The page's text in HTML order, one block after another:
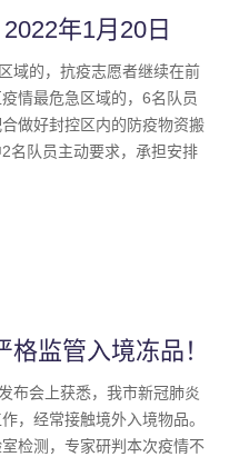
年1月20日
域的，抗疫志愿者继续在前
情最危急区域的，6名队员
做好封控区内的防疫物资搬
名队员主动要求，承担安排
叫苦不叫累、无怨无悔、协
监管入境冻品！
多举措强化管理
布会上获悉，我市新冠肺炎
，经常接触境外入境物品。
检测，专家研判本次疫情不